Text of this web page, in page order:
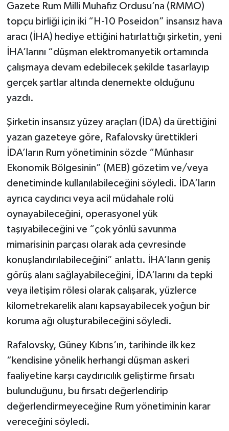
Gazete Rum Milli Muhafız Ordusu’na (RMMO)
topçu birliği için iki “H-10 Poseidon” insansız hava
aracı (İHA) hediye ettiğini hatırlattığı şirketin, yeni
İHA’larını “düşman elektromanyetik ortamında
çalışmaya devam edebilecek şekilde tasarlayıp
gerçek şartlar altında denemekte olduğunu
yazdı.
Şirketin insansız yüzey araçları (İDA) da ürettiğini
yazan gazeteye göre, Rafalovsky ürettikleri
İDA’ların Rum yönetiminin sözde “Münhasır
Ekonomik Bölgesinin” (MEB) gözetim ve/veya
denetiminde kullanılabileceğini söyledi. İDA’ların
ayrıca caydırıcı veya acil müdahale rolü
oynayabileceğini, operasyonel yük
taşıyabileceğini ve “çok yönlü savunma
mimarisinin parçası olarak ada çevresinde
konuşlandırılabileceğini” anlattı. İHA’ların geniş
görüş alanı sağlayabileceğini, İDA’larını da tepki
veya iletişim rölesi olarak çalışarak, yüzlerce
kilometrekarelik alanı kapsayabilecek yoğun bir
koruma ağı oluşturabileceğini söyledi.
Rafalovsky, Güney Kıbrıs’ın, tarihinde ilk kez
“kendisine yönelik herhangi düşman askeri
faaliyetine karşı caydırıcılık geliştirme fırsatı
bulunduğunu, bu fırsatı değerlendirip
değerlendirmeyeceğine Rum yönetiminin karar
vereceğini söyledi.